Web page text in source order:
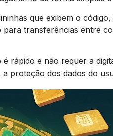
que exibem o
para transferências entre
rápido e não requer a
proteção dos dados do